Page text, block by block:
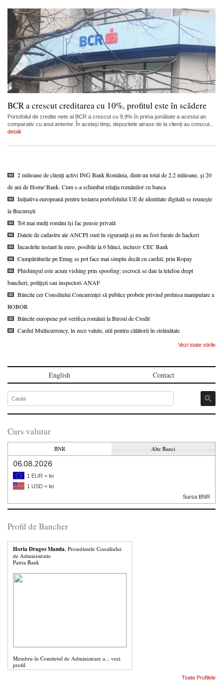
BCR a crescut creditarea cu 10%, profitul este în scădere
Portofoliul de credite nete al BCR a crescut cu 9,9% în prima jumătate a acestui an
comparativ cu anul anterior. În același timp, depozitele atrase de la clienți au crescut...
detalii
2 milioane de clienți activi ING Bank România, dintr-un total de 2,2 milioane, și 20
de ani de Home’Bank. Cum s-a schimbat relația românilor cu banca
Inițiativa europeană pentru testarea portofelului UE de identitate digitală se reunește
la București
Tot mai mulți români își fac pensie privată
Datele de cadastru ale ANCPI sunt în siguranță și nu au fost furate de hackeri
Încasările instant în euro, posibile la 6 bănci, inclusiv CEC Bank
Cumpărăturile pe Emag se pot face mai simplu decât cu cardul, prin Ropay
Phishingul este acum vishing prin spoofing: escrocii se dau la telefon drept
bancheri, polițiști sau inspectori ANAF
Băncile cer Consiliului Concurenței să publice probele privind pretinsa manipulare a
ROBOR
Băncile europene pot verifica românii la Biroul de Credit
Cardul Multicurrency, în zece valute, util pentru călătorii în străinătate
Vezi toate stirile
English Contact
Curs valutar
BNR Alte Banci
06.08.2026
1 EUR = lei
1 USD = lei
Sursa BNR
Profil de Bancher
Horia Dragos Manda , Presedintele Consiliului
de Administratie
Patria Bank
Membru în Comitetul de Administrare a... vezi
profil
Toate Profilele